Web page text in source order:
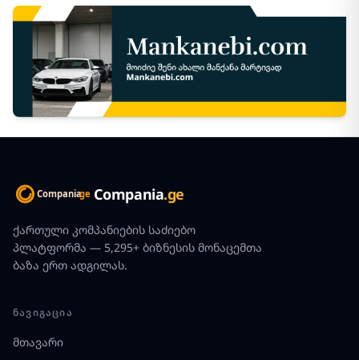
Compania.ge
ქართული კომპანიების საძიებო
პლატფორმა — 5,295+ ბიზნესის მონაცემთა
ბაზა ერთ ადგილას.
ᲜᲐᲕᲘᲒᲐᲪᲘᲐ
მთავარი